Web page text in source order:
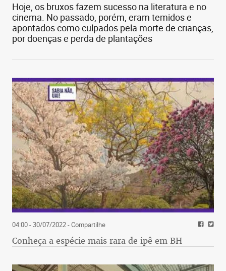
Hoje, os bruxos fazem sucesso na literatura e no
cinema. No passado, porém, eram temidos e
apontados como culpados pela morte de crianças,
por doenças e perda de plantações
04:00 - 30/07/2022- Compartilhe
Conheça a espécie mais rara de ipê em BH